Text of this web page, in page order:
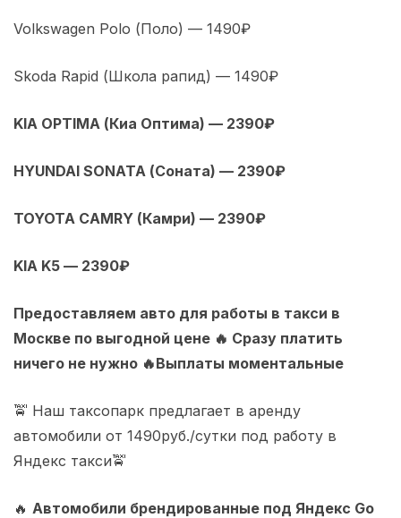
Volkswagen Polo (Поло) — 1490₽
Skoda Rapid (Школа рапид) — 1490₽
KIA OPTIMA (Киа Оптима) — 2390₽
HYUNDAI SONATA (Соната) — 2390₽
TOYOTA CAMRY (Камри) — 2390₽
KIA K5 — 2390₽
Предоставляем авто для работы в такси в
Москве по выгодной цене 🔥 Сразу платить
ничего не нужно 🔥Выплаты моментальные
🚖 Наш таксопарк предлагает в аренду
автомобили от 1490руб./сутки под работу в
Яндекс такси🚖
🔥 Автомобили брендированные под Яндекс Go